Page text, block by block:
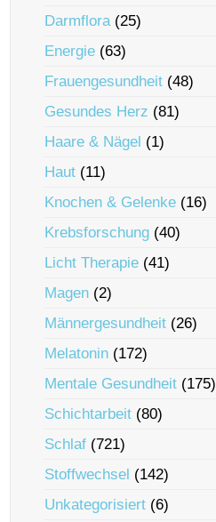
Darmflora(25)
Energie (63)
Frauengesundheit (48)
Gesundes Herz (81)
Haare & Nägel (1)
Haut (11)
Knochen & Gelenke (16)
Krebsforschung (40)
Licht Therapie (41)
Magen (2)
Männergesundheit (26)
Melatonin (172)
Mentale Gesundheit (175)
Schichtarbeit (80)
Schlaf (721)
Stoffwechsel (142)
Unkategorisiert (6)